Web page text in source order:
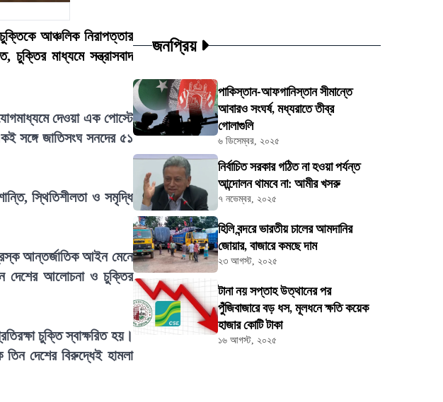
আঞ্চলিক নিরাপত্তার
মাধ্যমে সন্ত্রাসবাদ
দেওয়া এক পোস্টে
সঙ্গে জাতিসংঘ সনদের ৫১
স্থিতিশীলতা ও সমৃদ্ধি
আন্তর্জাতিক আইন মেনে
দেশের আলোচনা ও চুক্তির
চুক্তি স্বাক্ষরিত হয়।
দেশের বিরুদ্ধেই হামলা
জনপ্রিয়
পাকিস্তান-আফগানিস্তান সীমান্তে
আবারও সংঘর্ষ, মধ্যরাতে তীব্র
গোলাগুলি
৬ ডিসেম্বর, ২০২৫
নির্বাচিত সরকার গঠিত না হওয়া পর্যন্ত
আন্দোলন থামবে না: আমীর খসরু
৭ নভেম্বর, ২০২৫
হিলি বন্দরে ভারতীয় চালের আমদানির
জোয়ার, বাজারে কমছে দাম
২৩ আগস্ট, ২০২৫
টানা নয় সপ্তাহ উত্থানের পর
পুঁজিবাজারে বড় ধস, মূলধনে ক্ষতি কয়েক
হাজার কোটি টাকা
১৬ আগস্ট, ২০২৫